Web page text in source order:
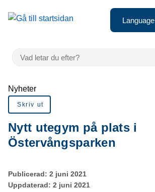
Gå till innehåll
Language
VAD LETAR DU EFTER?
Du är här:
Nyheter
Skriv ut
Nytt utegym på plats i
Östervångsparken
Publicerad: 2 juni 2021
Uppdaterad: 2 juni 2021